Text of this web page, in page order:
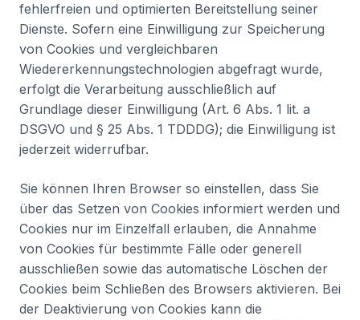
fehlerfreien und optimierten Bereitstellung seiner
Dienste. Sofern eine Einwilligung zur Speicherung
von Cookies und vergleichbaren
Wiedererkennungstechnologien abgefragt wurde,
erfolgt die Verarbeitung ausschließlich auf
Grundlage dieser Einwilligung (Art. 6 Abs. 1 lit. a
DSGVO und § 25 Abs. 1 TDDDG); die Einwilligung ist
jederzeit widerrufbar.
Sie können Ihren Browser so einstellen, dass Sie
über das Setzen von Cookies informiert werden und
Cookies nur im Einzelfall erlauben, die Annahme
von Cookies für bestimmte Fälle oder generell
ausschließen sowie das automatische Löschen der
Cookies beim Schließen des Browsers aktivieren. Bei
der Deaktivierung von Cookies kann die